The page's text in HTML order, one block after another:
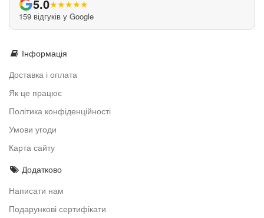
5.0★★★★★
159 відгуків у Google
Інформація
Доставка і оплата
Як це працює
Політика конфіденційності
Умови угоди
Карта сайту
Додатково
Написати нам
Подарункові сертифікати